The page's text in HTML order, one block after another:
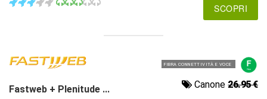
SCOPRI
FIBRA CONNETTIVITÀ E VOCE
Fastweb + Plenitude ... Canone26.95 €